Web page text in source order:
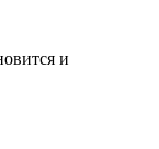
и